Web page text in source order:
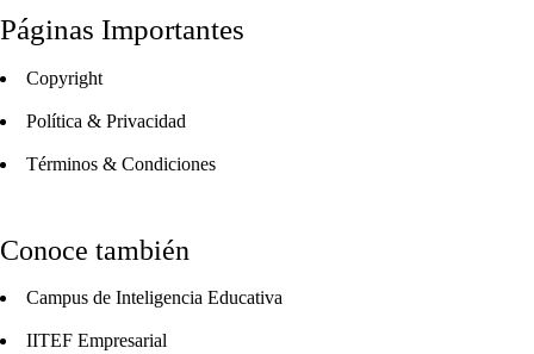
Páginas Importantes
Copyright
Política & Privacidad
Términos & Condiciones
Conoce también
Campus de Inteligencia Educativa
IITEF Empresarial